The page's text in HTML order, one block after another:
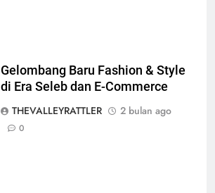
Gelombang Baru Fashion & Style
di Era Seleb dan E-Commerce
THEVALLEYRATTLER
2 bulan ago
0